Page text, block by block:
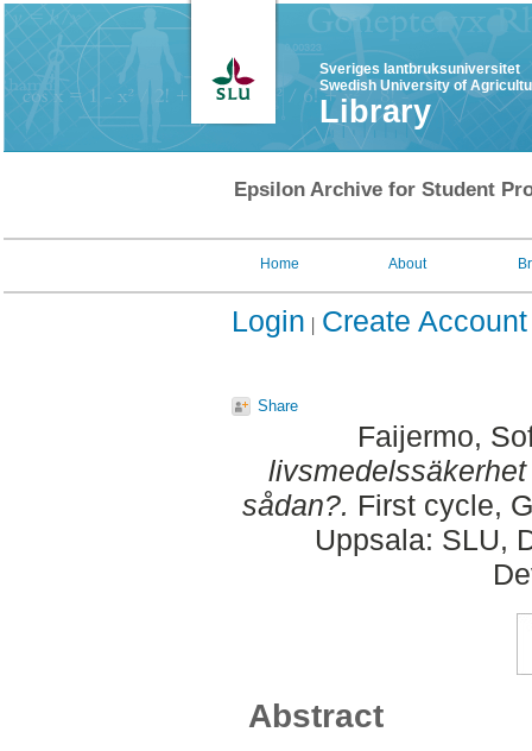
Sveriges lantbruksuniversitet
Swedish University of
Library
Epsilon Archive for Student
Home About
Login Create Account
Share
Faijermo,
sådan?. First cycle,
Uppsala: SLU,
Abstract